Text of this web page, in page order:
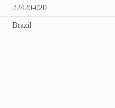
22420-020
Brazil